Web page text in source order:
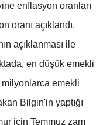
enflasyon oranları
oranı açıklandı.
açıklanması ile
en düşük emekli
milyonlarca emekli
Bilgin'in yaptığı
için Temmuz zam